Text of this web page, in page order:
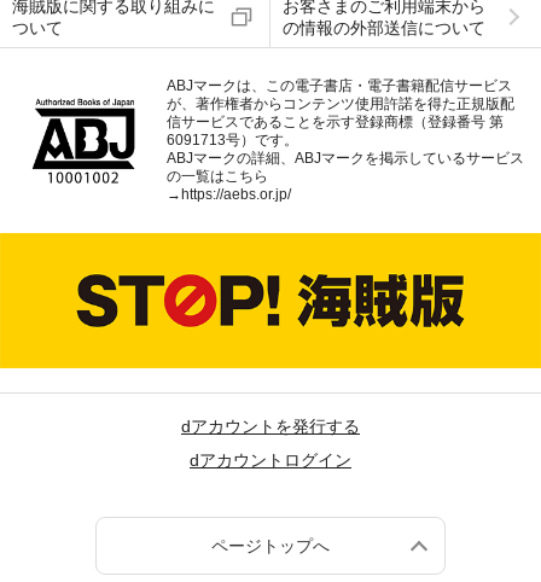
海賊版に関する取り組みに
ついて
お客さまのご利用端末から
の情報の外部送信について
ABJマークは、この電子書店・電子書籍配信サービス
が、著作権者からコンテンツ使用許諾を得た正規版配
信サービスであることを示す登録商標（登録番号 第
6091713号）です。
ABJマークの詳細、ABJマークを掲示しているサービス
の一覧はこちら
→ https://aebs.or.jp/
dアカウントを発行する
dアカウントログイン
ページトップへ